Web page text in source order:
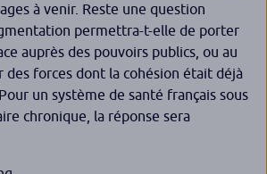
à venir. Reste une question
permettra-t-elle de porter
auprès des pouvoirs publics, ou au
des forces dont la cohésion était déjà
un système de santé français sous
chronique, la réponse sera